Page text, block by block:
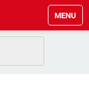
MENU